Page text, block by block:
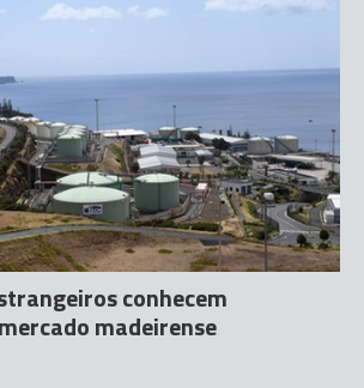
conhecem
madeirense